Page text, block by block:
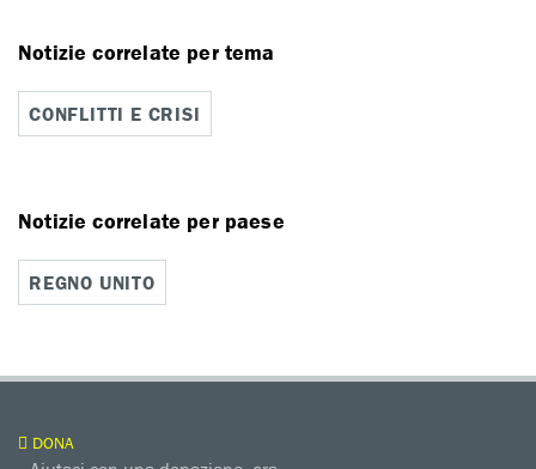
Notizie correlate per tema
CONFLITTI E CRISI
Notizie correlate per paese
REGNO UNITO
DONA